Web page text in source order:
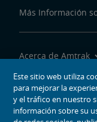
Más Información
Acerca de Amtrak
Viajar con Nosotros
Herramientas del
Este sitio web utiliza
para mejorar la
y el tráfico en nuestro
información sobre su